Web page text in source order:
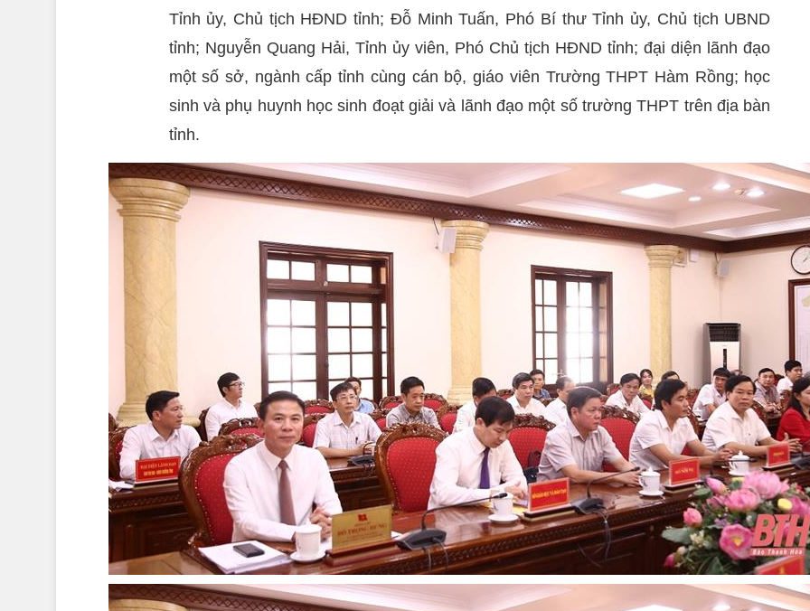
Tỉnh ủy, Chủ tịch HĐND tỉnh; Đỗ Minh Tuấn, Phó Bí thư Tỉnh ủy, Chủ tịch UBND
tỉnh; Nguyễn Quang Hải, Tỉnh ủy viên, Phó Chủ tịch HĐND tỉnh; đại diện lãnh đạo
một số sở, ngành cấp tỉnh cùng cán bộ, giáo viên Trường THPT Hàm Rồng; học
sinh và phụ huynh học sinh đoạt giải và lãnh đạo một số trường THPT trên địa bàn
tỉnh.